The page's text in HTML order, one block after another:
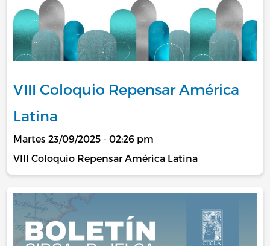
VIII Coloquio Repensar América
Latina
Martes 23/09/2025 - 02:26 pm
VIII Coloquio Repensar América Latina